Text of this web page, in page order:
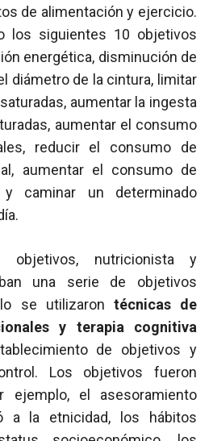
de alimentación y ejercicio.
los siguientes 10 objetivos
energética, disminución de
diámetro de la cintura, limitar
aumentar la ingesta
aumentar el consumo
reducir el consumo de
aumentar el consumo de
caminar un determinado
objetivos, nutricionista y
una serie de objetivos
se utilizaron técnicas de
y terapia cognitiva
de objetivos y
Los objetivos fueron
ejemplo, el asesoramiento
a la etnicidad, los hábitos